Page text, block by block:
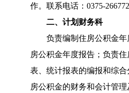
作。 联系电话：0375-
二、 计划财务科
负责编制住房公积金
房公积金年度报告 ； 负责住
表、统计报表的编报和综合
房公积金的财务和会计管